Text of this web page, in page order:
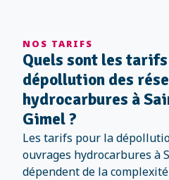
NOS TARIFS
Quels sont les
dépollution des
hydrocarbures à
Gimel ?
Les tarifs pour la
ouvrages hydrocarbures à
dépendent de la